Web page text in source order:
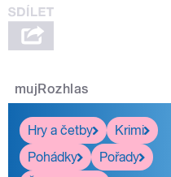
mujRozhlas
Hry a četby
Krimi
Pohádky
Pořady